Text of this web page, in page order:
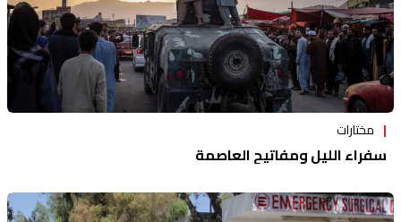
مختارات
سفراء الليل ومفاتيح العاصمة